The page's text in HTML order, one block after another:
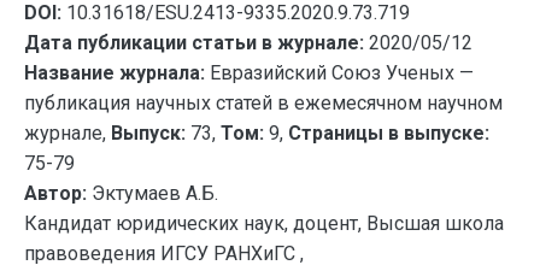
DOI: 10.31618/ESU.2413-9335.2020.9.73.719
Дата публикации статьи в журнале: 2020/05/12
Название журнала: Евразийский Союз Ученых —
публикация научных статей в ежемесячном научном
журнале, Выпуск: 73, Том: 9, Страницы в выпуске:
75-79
Автор: Эктумаев А.Б.
Кандидат юридических наук, доцент, Высшая школа
правоведения ИГСУ РАНХиГС ,